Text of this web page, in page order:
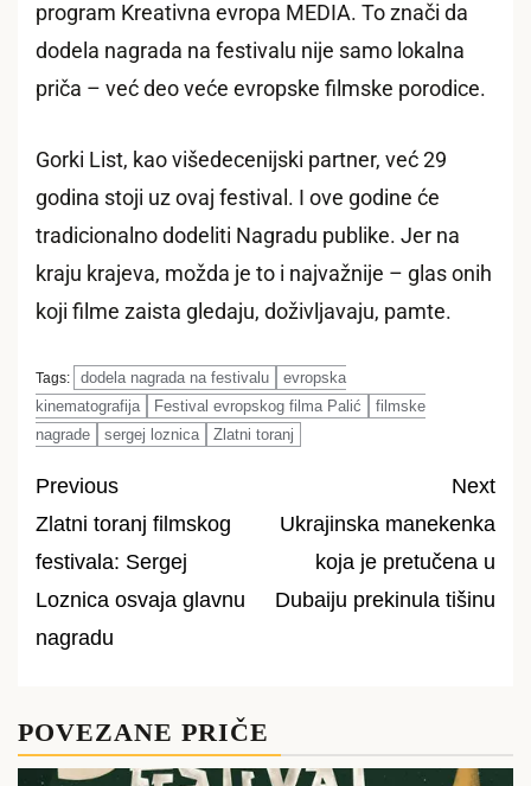
program Kreativna evropa MEDIA. To znači da
dodela nagrada na festivalu nije samo lokalna
priča – već deo veće evropske filmske porodice.
Gorki List, kao višedecenijski partner, već 29
godina stoji uz ovaj festival. I ove godine će
tradicionalno dodeliti Nagradu publike. Jer na
kraju krajeva, možda je to i najvažnije – glas onih
koji filme zaista gledaju, doživljavaju, pamte.
Tags: dodela nagrada na festivalu
evropska
kinematografija
Festival evropskog filma Palić
filmske
nagrade
sergej loznica Zlatni toranj
Post
navigation
Previous
Zlatni toranj filmskog
festivala: Sergej
Loznica osvaja glavnu
nagradu
Next
Ukrajinska manekenka
koja je pretučena u
Dubaiju prekinula tišinu
POVEZANE PRIČE